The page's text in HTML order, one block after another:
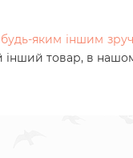
будь-яким іншим
інший товар, в